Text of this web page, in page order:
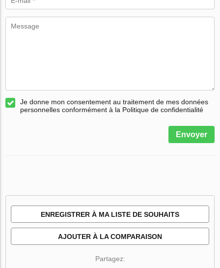
Je donne mon consentement au traitement de mes données
personnelles conformément à la Politique de confidentialité
Envoyer
ENREGISTRER À MA LISTE DE SOUHAITS
AJOUTER À LA COMPARAISON
Partagez: